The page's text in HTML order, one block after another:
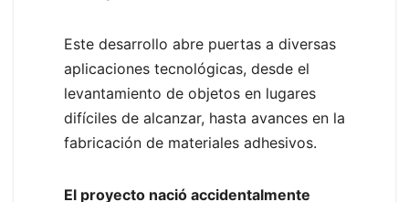
Este desarrollo abre puertas a diversas
aplicaciones tecnológicas, desde el
levantamiento de objetos en lugares
difíciles de alcanzar, hasta avances en la
fabricación de materiales adhesivos.
El proyecto nació accidentalmente